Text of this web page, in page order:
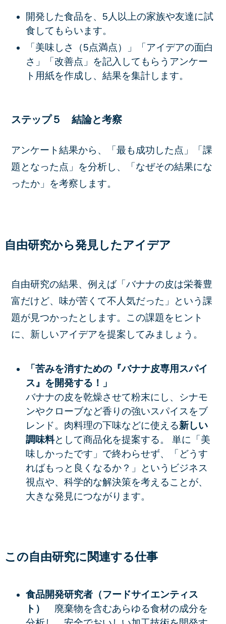
開発した食品を、5人以上の家族や友達に試
食してもらいます。
「美味しさ（5点満点）」「アイデアの面白
さ」「改善点」を記入してもらうアンケー
ト用紙を作成し、結果を集計します。
ステップ５ 結論と考察
アンケート結果から、「最も成功した点」「課
題となった点」を分析し、「なぜその結果にな
ったか」を考察します。
自由研究から発見したアイデア
自由研究の結果、例えば「バナナの皮は栄養豊
富だけど、味が苦くて不人気だった」という課
題が見つかったとします。この課題をヒント
に、新しいアイデアを提案してみましょう。
「苦みを消すための『バナナ皮専用スパイ
ス』を開発する！」
バナナの皮を乾燥させて粉末にし、シナモ
ンやクローブなど香りの強いスパイスをブ
レンド。肉料理の下味などに使える新しい
調味料として商品化を提案する。
単に「美
味しかったです」で終わらせず、「どうす
ればもっと良くなるか？」というビジネス
視点や、科学的な解決策を考えることが、
大きな発見につながります。
この自由研究に関連する仕事
食品開発研究者（フードサイエンティス
ト） 廃棄物を含むあらゆる食材の成分を